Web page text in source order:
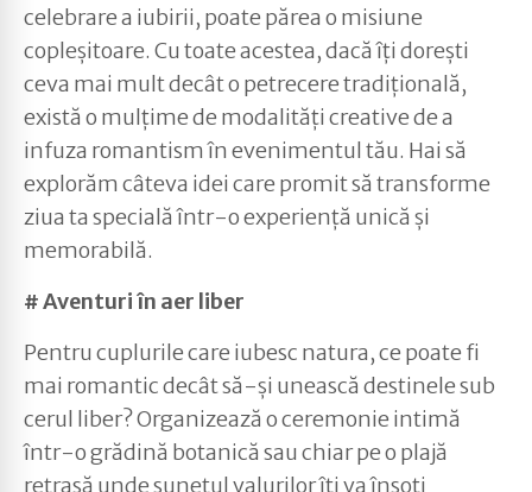
celebrare a iubirii, poate părea o misiune
copleșitoare. Cu toate acestea, dacă îți dorești
ceva mai mult decât o petrecere tradițională,
există o mulțime de modalități creative de a
infuza romantism în evenimentul tău. Hai să
explorăm câteva idei care promit să transforme
ziua ta specială într-o experiență unică și
memorabilă.
# Aventuri în aer liber
Pentru cuplurile care iubesc natura, ce poate fi
mai romantic decât să-și unească destinele sub
cerul liber? Organizează o ceremonie intimă
într-o grădină botanică sau chiar pe o plajă
retrasă unde sunetul valurilor îți va însoți